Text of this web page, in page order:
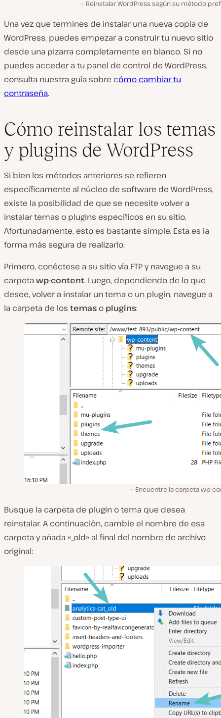
Reinstalar WordPress según su método
Una vez que termines de instalar una nueva copia de
WordPress, puedes empezar a construir tu nuevo sitio
desde una pizarra completamente en blanco. Si no
puedes acceder a tu panel de control de WordPress,
consulta nuestra guía sobre cómo cambiar tu
contraseña.
Cómo reinstalar los temas
y plugins de WordPress
Si bien los métodos anteriores se refieren
específicamente al núcleo de software de WordPress,
existe la posibilidad de que se necesite volver a
instalar temas o plugins específicos en su sitio.
Afortunadamente, esto es bastante simple. Esta es la
forma más segura de realizarlo:
Primero, conéctese a su sitio vía FTP y navegue a su
carpeta wp-content. Luego, dependiendo de lo que
desee, volver a instalar un tema o un plugin, navegue a
la carpeta de los temas o plugins:
Encuentre la carpeta wp-
Busque la carpeta de plugin o tema que desea
reinstalar. A continuación, cambie el nombre de esa
carpeta y añada «_old» al final del nombre de archivo
original: